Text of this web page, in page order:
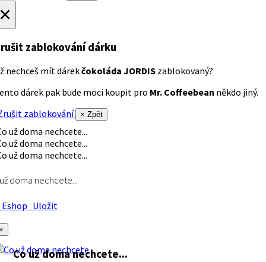
zablokování dárku
nechceš mít dárekčokoláda JORDIS zablokovaný?
dárek pak bude moci koupit pro Mr. Coffeebean někdo jiný.
zablokování
× Zpět
doma nechcete...
Uložit
Co už doma nechcete...